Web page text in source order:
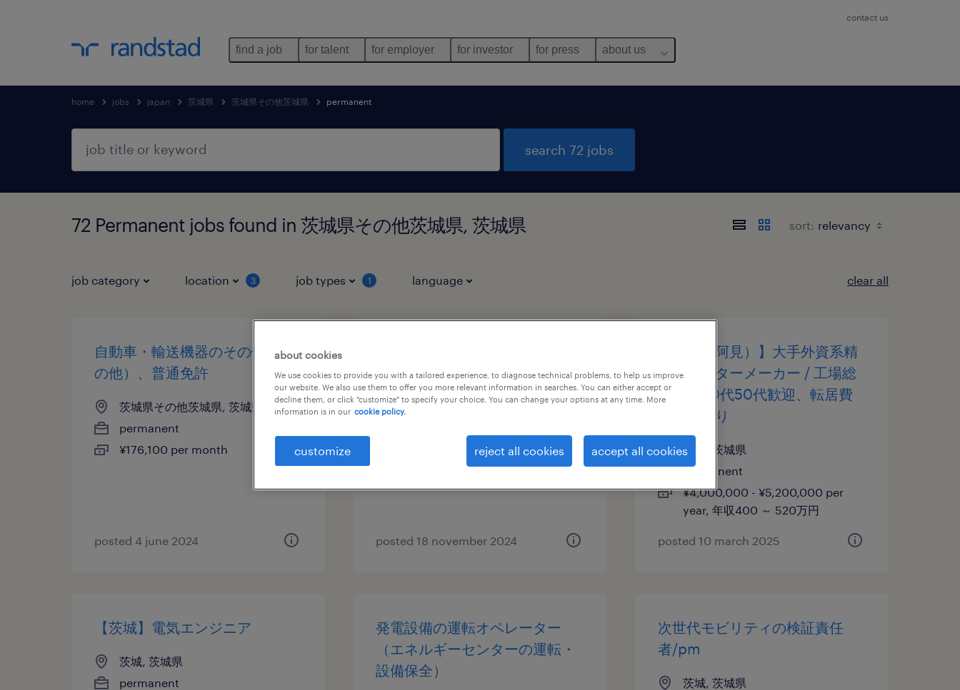
contact us
find a job for talent for employer for investor for press about us
home jobs japan 茨城県 茨城県その他茨城県 permanent
search 72 jobs
72 Permanent jobs found in 茨城県その他茨城県, 茨城県 sort:
job category location 3 job types 1 language clear all
自動車・輸送機器のその他（そ
の他）、普通免許
茨城県その他茨城県, 茨城県
permanent
¥176,100 per month
posted 4 june 2024
ー / 生産管理課長
茨城, 茨城県
¥5,200,000 - ¥6,500,000 per
year, 年収520 ～ 650万円
posted 18 november 2024
【茨城（阿見）】大手外資系精
密フィルターメーカー / 工場総
務 ※40代50代歓迎、転居費
用補助あり
茨城, 茨城県
permanent
¥4,000,000 - ¥5,200,000 per
year, 年収400 ～ 520万円
posted 10 march 2025
【茨城】電気エンジニア
茨城, 茨城県
permanent
発電設備の運転オペレーター
（エネルギーセンターの運転・
設備保全）
次世代モビリティの検証責任
者/pm
茨城, 茨城県
about cookies
We use cookies to provide you with a tailored experience, to diagnose technical problems, to help us improve
our website. We also use them to offer you more relevant information in searches. You can either accept or
decline them, or click "customize" to specify your choice. You can change your options at any time. More
information is in our cookie policy.
customize reject all cookies accept all cookies